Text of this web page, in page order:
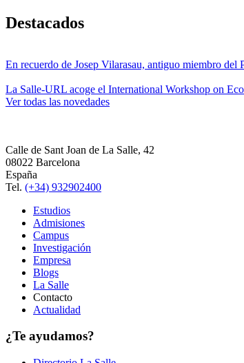
Destacados
En recuerdo de Josep Vilarasau, antiguo miembro del
La Salle-URL acoge el International Workshop on
Ver todas las novedades
Calle de Sant Joan de La Salle, 42
08022 Barcelona
España
Tel. (+34) 932902400
Estudios
Admisiones
Campus
Investigación
Empresa
Blogs
La Salle
Contacto
Actualidad
¿Te ayudamos?